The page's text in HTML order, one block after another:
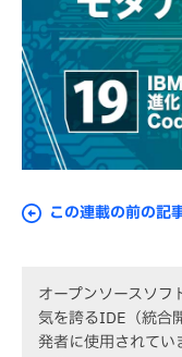
この連載の前の記
オープンソースソフ
気を誇るIDE（統合
発者に使用されて